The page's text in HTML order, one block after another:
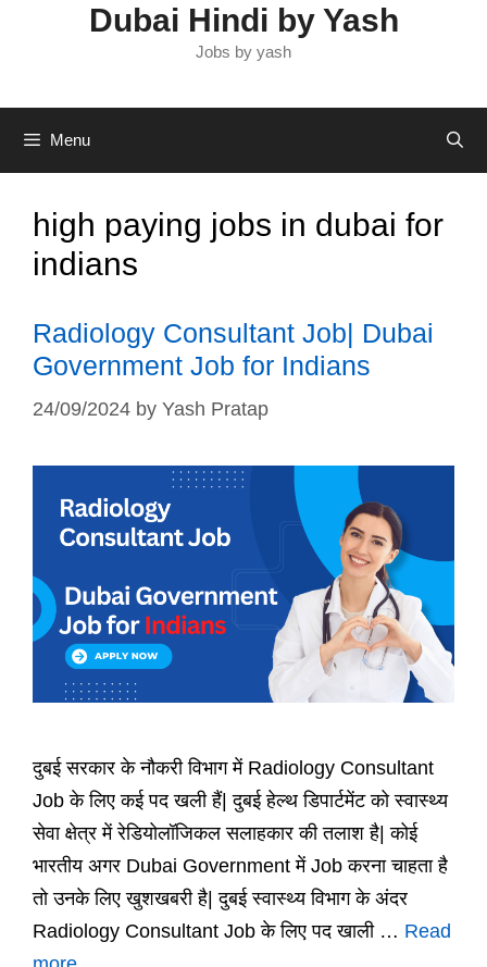
Dubai Hindi by Yash
Jobs by yash
Menu
high paying jobs in dubai for
indians
Radiology Consultant Job| Dubai
Government Job for Indians
24/09/2024 by Yash Pratap
दुबई सरकार के नौकरी विभाग में Radiology Consultant
Job के लिए कई पद खली हैं| दुबई हेल्थ डिपार्टमेंट को स्वास्थ्य
सेवा क्षेत्र में रेडियोलॉजिकल सलाहकार की तलाश है| कोई
भारतीय अगर Dubai Government में Job करना चाहता है
तो उनके लिए खुशखबरी है| दुबई स्वास्थ्य विभाग के अंदर
Radiology Consultant Job के लिए पद खाली … Read